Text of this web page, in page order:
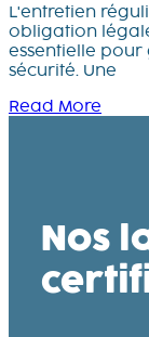
L'entretien
obligation
essentielle
sécurité. Une
Read More
Nos